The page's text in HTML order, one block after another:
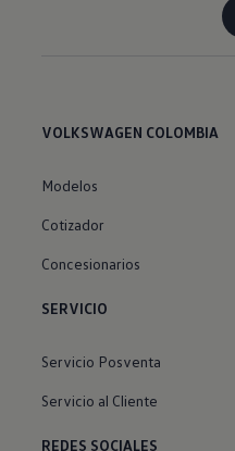
VOLKSWAGEN COLOMBIA
Modelos
Cotizador
Concesionarios
SERVICIO
Servicio Posventa
Servicio al Cliente
REDES SOCIALES